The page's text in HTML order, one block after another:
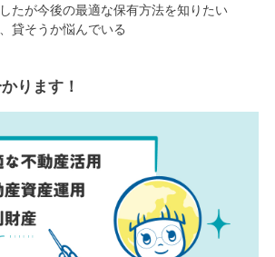
たが今後の最適な保有方法を知りたい
貸そうか悩んでいる
ります！